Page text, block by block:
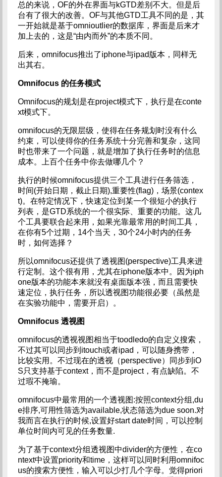
总的来说，OF的外在界面与kGTD差别不大。但是后
台有了很大的改善。OF与其他GTD工具不同的是，其
一开始就是基于omnioutlier的数据库，界面是后来才
加上去的，这是“由内而外”的本质不同。
后来，omnifocus推出了iphone与ipad版本，同样无
出其右。
Omnifocus 的任务模式
Omnifocus的规划是在project模式下，执行是在conte
xt模式下。
omnifocus的无限层级，使得在任务规划时没有什么
约束，可以使得你的任务系统十分完善和复杂，这同
时也带来了一个问题，就是增加了执行任务时的信息
成本。上百个任务中你去做哪几个？
执行的时候omnifocus提供三个工具进行任务筛选，
时间(开始日期，截止日期),重要性(flag)，场景(contex
t)。在特定情况下，快速定位到某一个很短小的执行
列表，是GTD系统的一个很实际、重要的功能。这几
个工具要联合起来用，如果光靠最常用的时间工具，
在你有5个过期，14个当天，30个24小时内的任务
时，如何选择？
所以omnifocus还提供了透视图(perspective)工具来进
行定制。这个很有用，尤其在iphone版本中。因为iph
one版本的功能本来就没有桌面版本强，而且需要快
速定位，执行任务，所以透视图功能很必要（虽然是
在实验功能中，需要开启）。
Omnifocus 透视图
omnifocus的透视视图相当于toodledo的自定义搜索，
不过其可以同步到itouch或者ipad，可以随身携带，
比较实用。不过现在的透视（perspective）同步到iO
S只支持基于context，而不是project，有点缺陷。不
过瑕不掩瑜。
omnifocus中最常用的一个透视图:按照context分组,du
e排序,可用性筛选为available,状态筛选为due soon.对
我而言在执行的时候,设置好start date时间，可以控制
单位时间内可见的任务数量.
为了基于context分组透视图中divider的方便性，在co
ntext中设置priority和time，这样可以同时利用omnifoc
us的搜索方便性，输入可以少打几个字母。觉得priori